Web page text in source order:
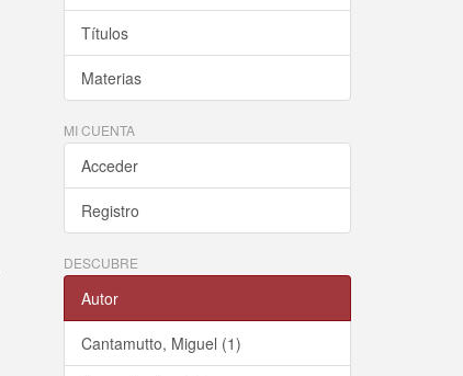
Títulos
Materias
MI CUENTA
Acceder
Registro
DESCUBRE
Autor
Cantamutto, Miguel (1)